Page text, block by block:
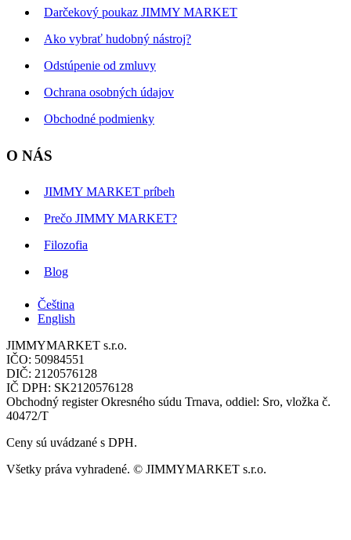
Darčekový poukaz JIMMY MARKET
Ako vybrať hudobný nástroj?
Odstúpenie od zmluvy
Ochrana osobných údajov
Obchodné podmienky
O NÁS
JIMMY MARKET príbeh
Prečo JIMMY MARKET?
Filozofia
Blog
Čeština
English
JIMMYMARKET s.r.o.
IČO: 50984551
DIČ: 2120576128
IČ DPH: SK2120576128
Obchodný register Okresného súdu Trnava, oddiel: Sro, vložka č.
40472/T
Ceny sú uvádzané s DPH.
Všetky práva vyhradené. © JIMMYMARKET s.r.o.